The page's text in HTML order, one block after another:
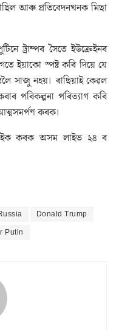
আৰু প্ৰতিবেদনখনক মিছা
ট্ৰাম্পৰ সৈতে ইউক্ৰেইনৰ
ইয়াকো স্পষ্ট কৰি দিয়ে যে
সাজু নহয়। ৰাছিয়াই কেৱল
পৰিকল্পনা পৰিত্যাগ কৰি
কৰক।
কৰক অসম লাইভ ২৪ ৰ
Donald Trump
Putin